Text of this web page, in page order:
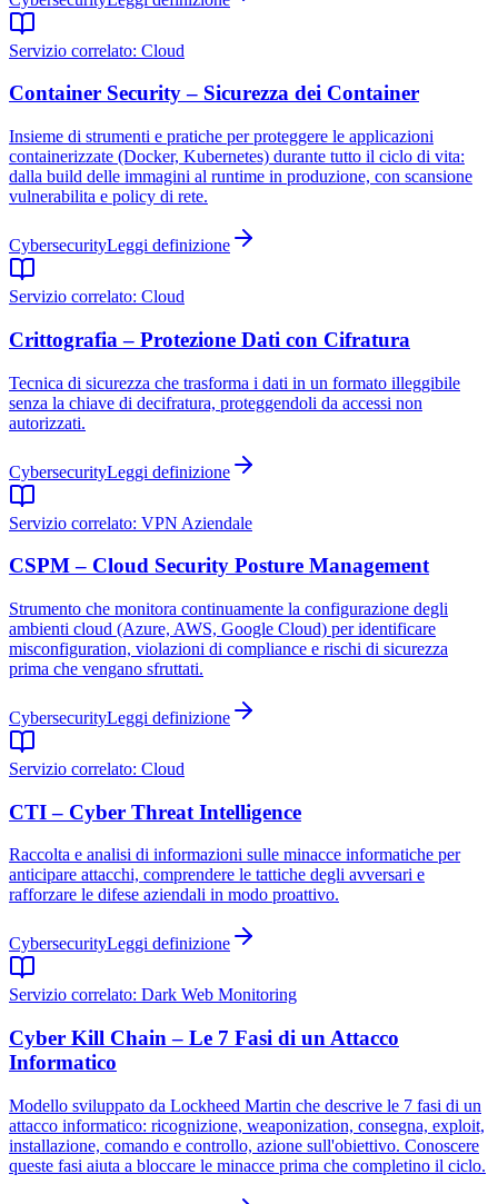
Servizio correlato: Cloud
Container Security – Sicurezza dei Container
Insieme di strumenti e pratiche per proteggere le applicazioni
containerizzate (Docker, Kubernetes) durante tutto il ciclo di vita:
dalla build delle immagini al runtime in produzione, con scansione
vulnerabilita e policy di rete.
CybersecurityLeggi definizione
Servizio correlato: Cloud
Crittografia – Protezione Dati con Cifratura
Tecnica di sicurezza che trasforma i dati in un formato illeggibile
senza la chiave di decifratura, proteggendoli da accessi non
autorizzati.
CybersecurityLeggi definizione
Servizio correlato: VPN Aziendale
CSPM – Cloud Security Posture Management
Strumento che monitora continuamente la configurazione degli
ambienti cloud (Azure, AWS, Google Cloud) per identificare
misconfiguration, violazioni di compliance e rischi di sicurezza
prima che vengano sfruttati.
CybersecurityLeggi definizione
Servizio correlato: Cloud
CTI – Cyber Threat Intelligence
Raccolta e analisi di informazioni sulle minacce informatiche per
anticipare attacchi, comprendere le tattiche degli avversari e
rafforzare le difese aziendali in modo proattivo.
CybersecurityLeggi definizione
Servizio correlato: Dark Web Monitoring
Cyber Kill Chain – Le 7 Fasi di un Attacco
Informatico
Modello sviluppato da Lockheed Martin che descrive le 7 fasi di un
attacco informatico: ricognizione, weaponization, consegna, exploit,
installazione, comando e controllo, azione sull'obiettivo. Conoscere
queste fasi aiuta a bloccare le minacce prima che completino il ciclo.